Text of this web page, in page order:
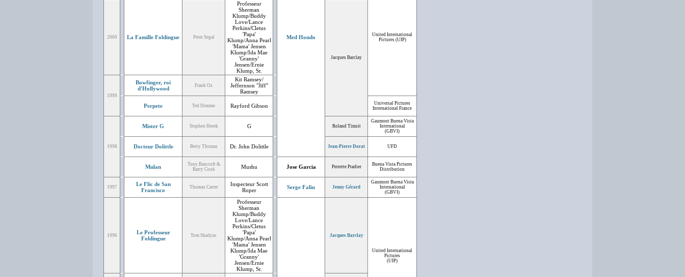
Med Hondo
United International
Pictures (UIP)
2000 La Famille Foldingue Peter Segal
Professeur
Sherman
Klump/Buddy
Love/Lance
Perkins/Cletus
'Papa'
Klump/Anna Pearl
'Mama' Jensen
Klump/Ida Mae
'Granny'
Jensen/Ernie
Klump, Sr.
Jacques Barclay
1999
Bowfinger, roi
d'Hollywood
Frank Oz
Kit Ramsey/
Jeffernson "Jiff"
Ramsey
Perpete Ted Demme Rayford Gibson
Universal Pictures
International France
1998
Mister G Stephen Herek G Roland Timsit
Gaumont Buena Vista
International
(GBVI)
Docteur Dolittle Betty Thomas Dr. John Dolittle Jean-Pierre Dorat UFD
Mulan
Tony Bancroft &
Barry Cook
Mushu Jose Garcia Perrette Pradier
Buena Vista Pictures
Distribution
1997
Le Flic de San
Francisco
Thomas Carter
Inspecteur Scott
Roper
Serge Faliu Jenny Gérard
Gaumont Buena Vista
International
(GBVI)
1996
Le Professeur
Foldingue
Tom Shadyac
Professeur
Sherman
Klump/Buddy
Love/Lance
Perkins/Cletus
'Papa'
Klump/Anna Pearl
'Mama' Jensen
Klump/Ida Mae
'Granny'
Jensen/Ernie
Klump, Sr.
Jacques Barclay
United International
Pictures
(UIP)